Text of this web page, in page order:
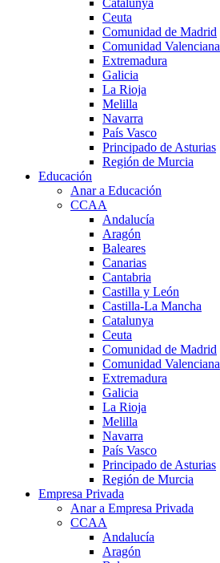
Ceuta
Comunidad de Madrid
Comunidad Valenciana
Extremadura
Galicia
La Rioja
Melilla
Navarra
País Vasco
Principado de Asturias
Región de Murcia
Educación
Anar a Educación
CCAA
Andalucía
Aragón
Baleares
Canarias
Cantabria
Castilla y León
Castilla-La Mancha
Catalunya
Ceuta
Comunidad de Madrid
Comunidad Valenciana
Extremadura
Galicia
La Rioja
Melilla
Navarra
País Vasco
Principado de Asturias
Región de Murcia
Empresa Privada
Anar a Empresa Privada
CCAA
Andalucía
Aragón